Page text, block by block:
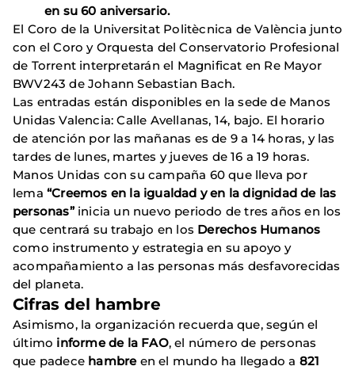
en su 60 aniversario.
El Coro de la Universitat Politècnica de València junto
con el Coro y Orquesta del Conservatorio Profesional
de Torrent interpretarán el Magnificat en Re Mayor
BWV243 de Johann Sebastian Bach.
Las entradas están disponibles en la sede de Manos
Unidas Valencia: Calle Avellanas, 14, bajo. El horario
de atención por las mañanas es de 9 a 14 horas, y las
tardes de lunes, martes y jueves de 16 a 19 horas.
Manos Unidas con su campaña 60 que lleva por
lema “Creemos en la igualdad y en la dignidad de las
personas” inicia un nuevo periodo de tres años en los
que centrará su trabajo en los Derechos Humanos
como instrumento y estrategia en su apoyo y
acompañamiento a las personas más desfavorecidas
del planeta.
Cifras del hambre
Asimismo, la organización recuerda que, según el
último informe de la FAO, el número de personas
que padece hambreen el mundo ha llegado a 821